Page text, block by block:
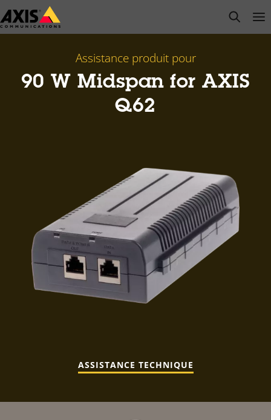
Passer
au
open
Assistance produit pour
90 W Midspan for AXIS
Q62
ASSISTANCE TECHNIQUE